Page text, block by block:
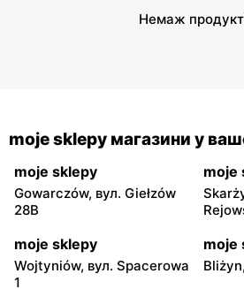
Немаж
moje sklepy магазини у
moje sklepy
Gowarczów, вул. Giełzów
28B
moje
moje sklepy
Wojtyniów, вул. Spacerowa
1
moje